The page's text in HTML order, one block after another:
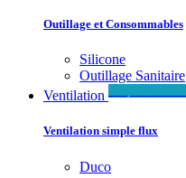
Outillage et Consommables
Silicone
Outillage Sanitaire
Ventilation
Ventilation simple flux
Duco